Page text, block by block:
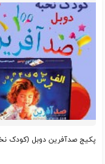
پکیج صدآفرین دوبل (کودک